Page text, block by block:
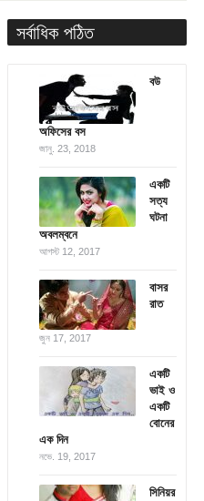
সর্বাধিক পঠিত
বউ
অফিসের বস
জানু. 23, 2018
একটি
সত্য
ঘটনা
অবলম্বনে
আগস্ট 12, 2017
বাসর
রাত
জুন 17, 2017
একটি
ভাই ও
একটি
বোনের
এক দিন
নভে. 19, 2017
সিনিয়র